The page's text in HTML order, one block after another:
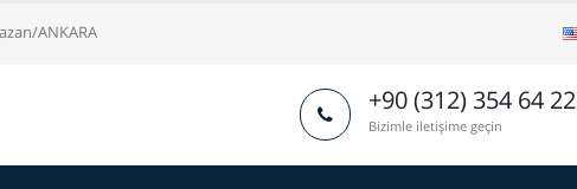
ANKARA
+90 (312) 354 64 22
Bizimle iletişime geçin